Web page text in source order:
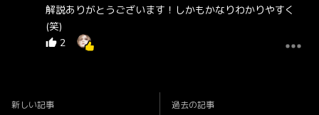
解説ありがとうございます！しかもかなりわかりやすく
(笑)
2
新しい記事 過去の記事